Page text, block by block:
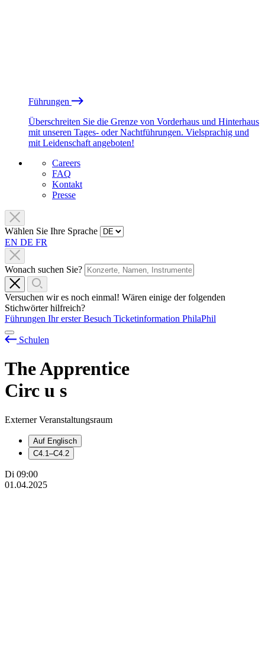
Führungen
Überschreiten Sie die Grenze von Vorderhaus und Hinterhaus
mit unseren Tages- oder Nachtführungen. Vielsprachig und
mit Leidenschaft angeboten!
Careers
FAQ
Kontakt
Presse
Wählen Sie Ihre Sprache
EN DE FR
Wonach suchen Sie?
Versuchen wir es noch einmal! Wären einige der folgenden
Stichwörter hilfreich?
Führungen Ihr erster Besuch Ticketinformation PhilaPhil
Schulen
The Apprentice
Circ u s
Externer Veranstaltungsraum
Auf Englisch
C4.1–C4.2
Di 09:00
01.04.2025